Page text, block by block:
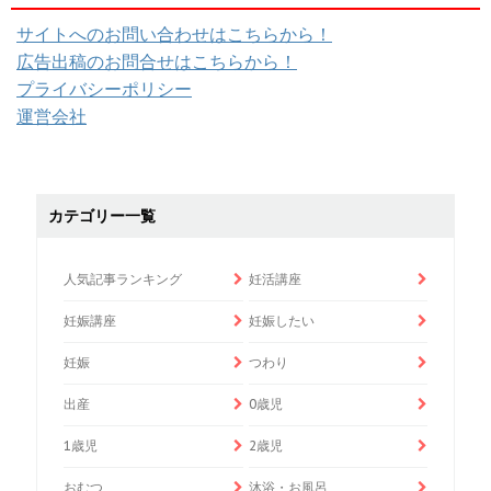
サイトへのお問い合わせはこちらから！
広告出稿のお問合せはこちらから！
プライバシーポリシー
運営会社
カテゴリー一覧
人気記事ランキング 妊活講座
妊娠講座 妊娠したい
妊娠 つわり
出産 0歳児
1歳児 2歳児
おむつ 沐浴・お風呂